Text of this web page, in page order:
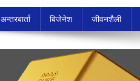
अन्तरबार्ता बिजेनेश जीवनशैली